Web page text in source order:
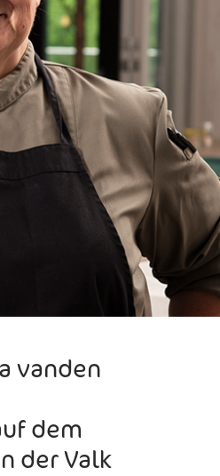
vanden
dem
der Valk